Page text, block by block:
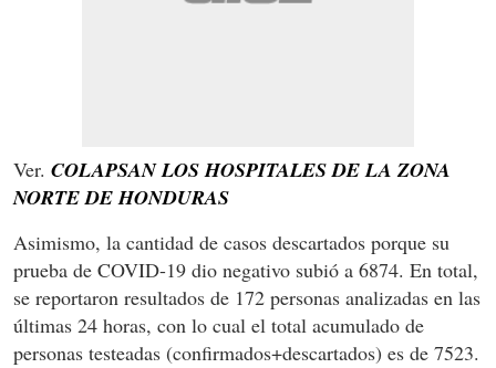
Ver. COLAPSAN LOS HOSPITALES DE LA ZONA
NORTE DE HONDURAS
Asimismo, la cantidad de casos descartados porque su
prueba de COVID-19 dio negativo subió a 6874. En total,
se reportaron resultados de 172 personas analizadas en las
últimas 24 horas, con lo cual el total acumulado de
personas testeadas (confirmados+descartados) es de 7523.